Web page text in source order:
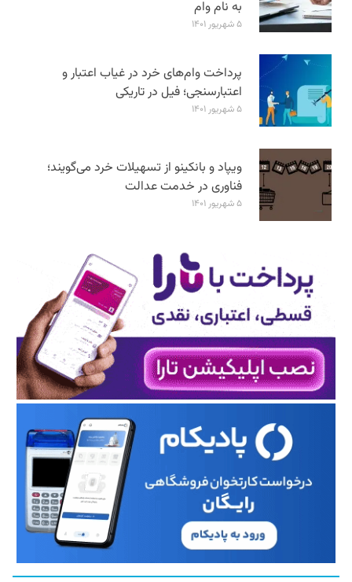
به نام وام
۵ شهریور ۱۴۰۱
پرداخت وام‌های خرد در غیاب اعتبار و
اعتبارسنجی؛ فیل در تاریکی
۵ شهریور ۱۴۰۱
ویپاد و بانکینو از تسهیلات خرد می‌گویند؛
فناوری در خدمت عدالت
۵ شهریور ۱۴۰۱